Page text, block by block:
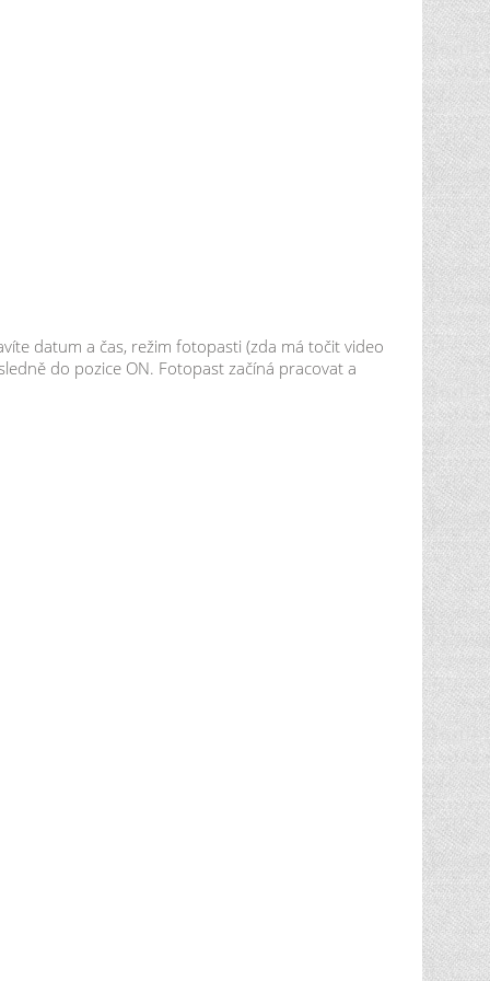
datum a čas, režim fotopasti (zda má točit video
do pozice ON. Fotopast začíná pracovat a